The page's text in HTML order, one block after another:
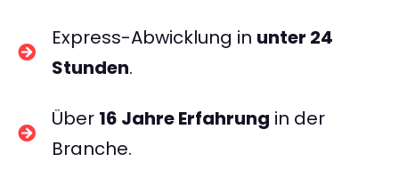
Express-Abwicklung in unter 24
Stunden.
Über 16 Jahre Erfahrung in der
Branche.